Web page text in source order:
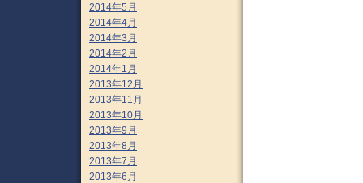
2014年5月
2014年4月
2014年3月
2014年2月
2014年1月
2013年12月
2013年11月
2013年10月
2013年9月
2013年8月
2013年7月
2013年6月